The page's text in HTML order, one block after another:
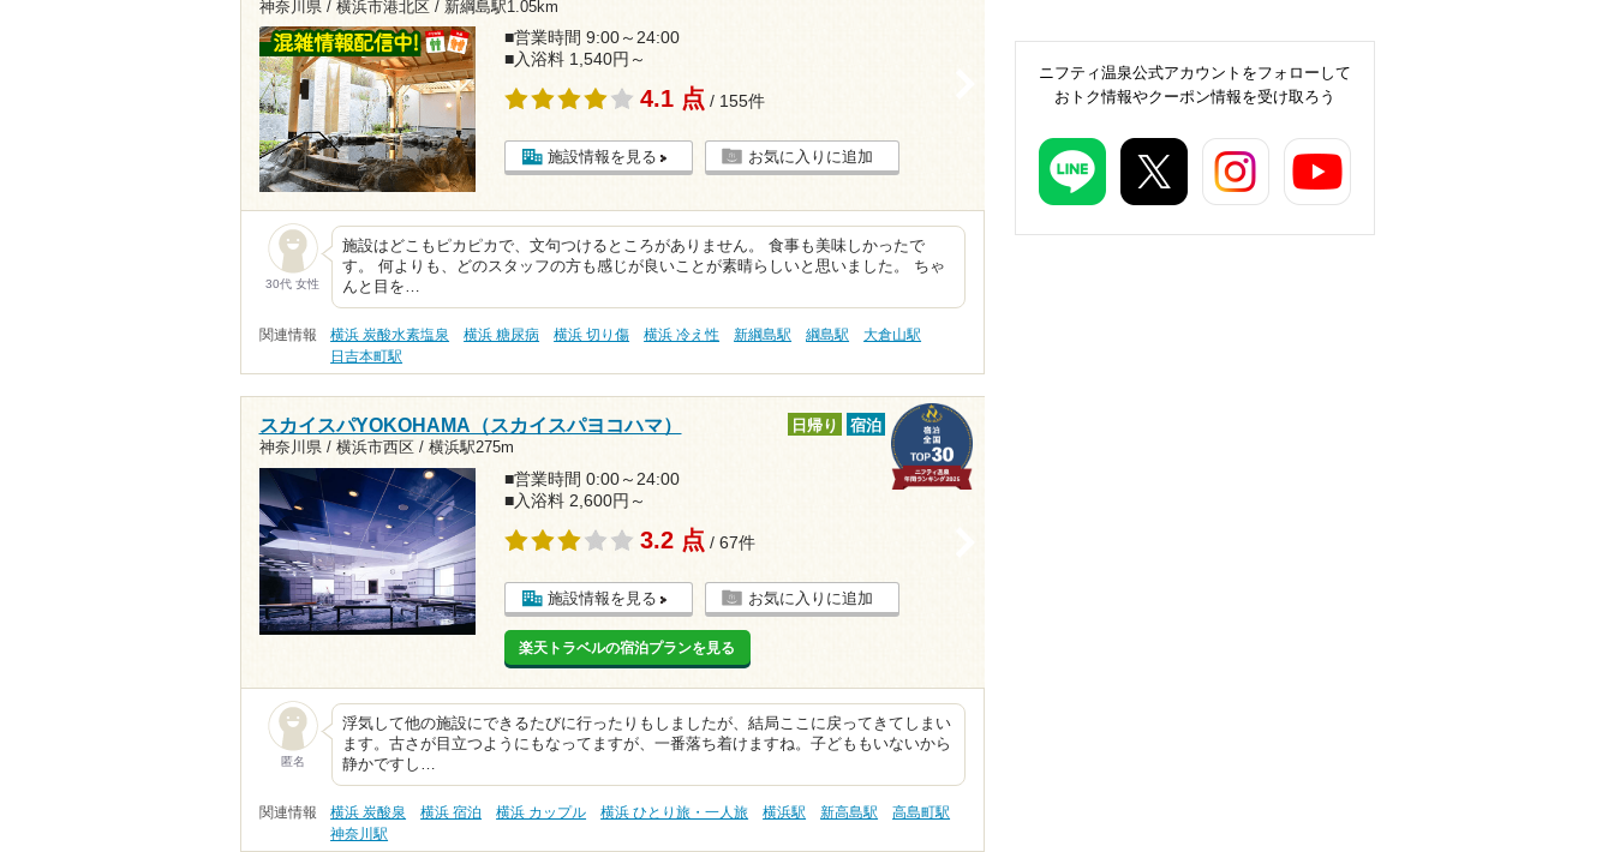
神奈川県 / 横浜市港北区 / 新綱島駅1.05km
■営業時間 9:00～24:00
■入浴料 1,540円～
4.1 点 / 155件
施設情報を見る お気に入りに追加
30代 女性
施設はどこもピカピカで、文句つけるところがありません。 食事も美味しかったで
す。 何よりも、どのスタッフの方も感じが良いことが素晴らしいと思いました。 ちゃ
んと目を…
関連情報 横浜 炭酸水素塩泉 横浜 糖尿病 横浜 切り傷 横浜 冷え性 新綱島駅 綱島駅
大倉山駅
日吉本町駅
スカイスパYOKOHAMA（スカイスパヨコハマ）
神奈川県 / 横浜市西区 / 横浜駅275m
日帰り 宿泊
■営業時間 0:00～24:00
■入浴料 2,600円～
3.2 点 / 67件
施設情報を見る お気に入りに追加
楽天トラベルの宿泊プランを見る
匿名
浮気して他の施設にできるたびに行ったりもしましたが、結局ここに戻ってきてしまい
ます。古さが目立つようにもなってますが、一番落ち着けますね。子どももいないから
静かですし…
関連情報 横浜 炭酸泉 横浜 宿泊 横浜 カップル 横浜 ひとり旅・一人旅 横浜駅 新高島駅
高島町駅
神奈川駅
ニフティ温泉公式アカウントをフォローして
おトク情報やクーポン情報を受け取ろう